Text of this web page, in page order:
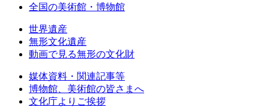
全国の美術館・博物館
世界遺産
無形文化遺産
動画で見る無形の文化財
媒体資料・関連記事等
博物館、美術館の皆さまへ
文化庁よりご挨拶